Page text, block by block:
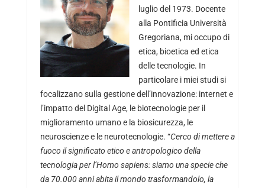
luglio del 1973. Docente
alla Pontificia Università
Gregoriana, mi occupo di
etica, bioetica ed etica
delle tecnologie. In
particolare i miei studi si
focalizzano sulla gestione dell’innovazione: internet e
l’impatto del Digital Age, le biotecnologie per il
miglioramento umano e la biosicurezza, le
neuroscienze e le neurotecnologie. “Cerco di mettere a
fuoco il significato etico e antropologico della
tecnologia per l’Homo sapiens: siamo una specie che
da 70.000 anni abita il mondo trasformandolo, la